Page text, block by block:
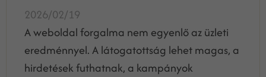
2026/02/19
A weboldal forgalma nem egyenlő az üzleti
eredménnyel. A látogatottság lehet magas, a
hirdetések futhatnak, a kampányok